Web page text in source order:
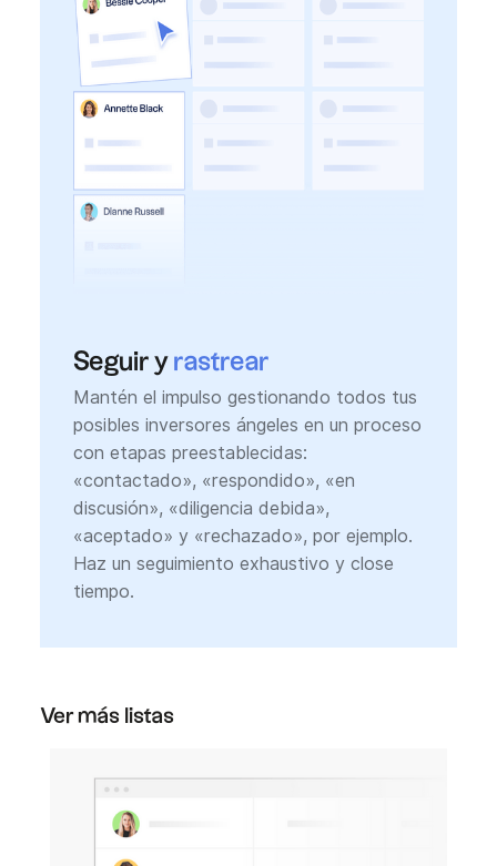
Seguir y rastrear
Mantén el impulso gestionando todos tus
posibles inversores ángeles en un proceso
con etapas preestablecidas:
«contactado», «respondido», «en
discusión», «diligencia debida»,
«aceptado» y «rechazado», por ejemplo.
Haz un seguimiento exhaustivo y close
tiempo.
Ver más listas